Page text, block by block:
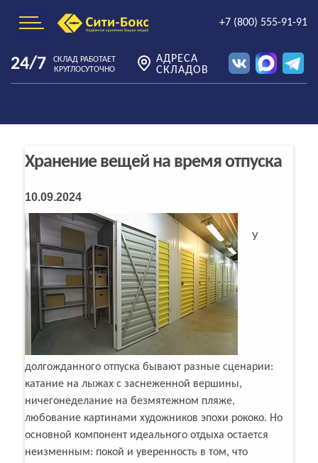
+7 (800) 555-91-91
24/7
СКЛАД РАБОТАЕТ
КРУГЛОСУТОЧНО
АДРЕСА
СКЛАДОВ
Хранение вещей на время отпуска
10.09.2024
У
долгожданного отпуска бывают разные сценарии:
катание на лыжах с заснеженной вершины,
ничегонеделание на безмятежном пляже,
любование картинами художников эпохи рококо. Но
основной компонент идеального отдыха остается
неизменным: покой и уверенность в том, что